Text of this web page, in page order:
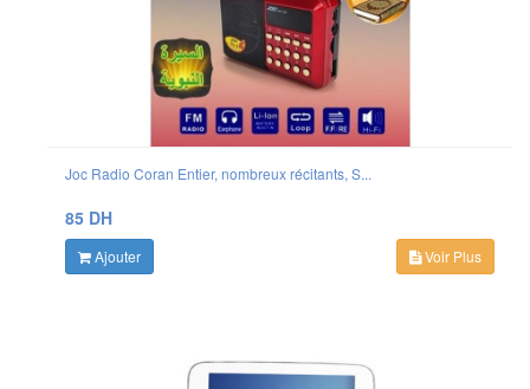
Joc Radio Coran Entier, nombreux récitants, S...
85 DH
Ajouter Voir Plus